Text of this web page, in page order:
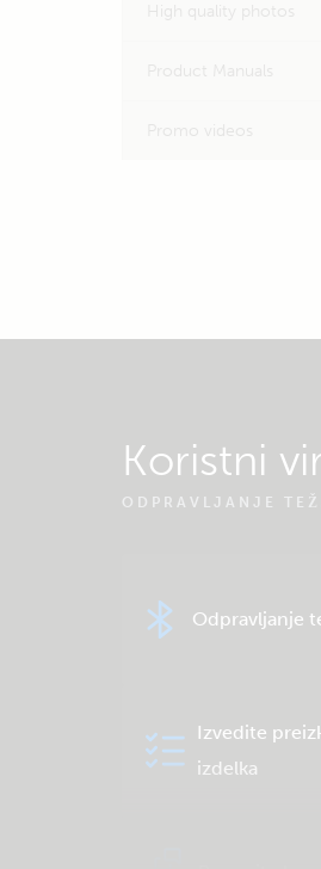
Koristni
ODPRAVLJANJE
Odpravljanje
Izvedite
izdelka